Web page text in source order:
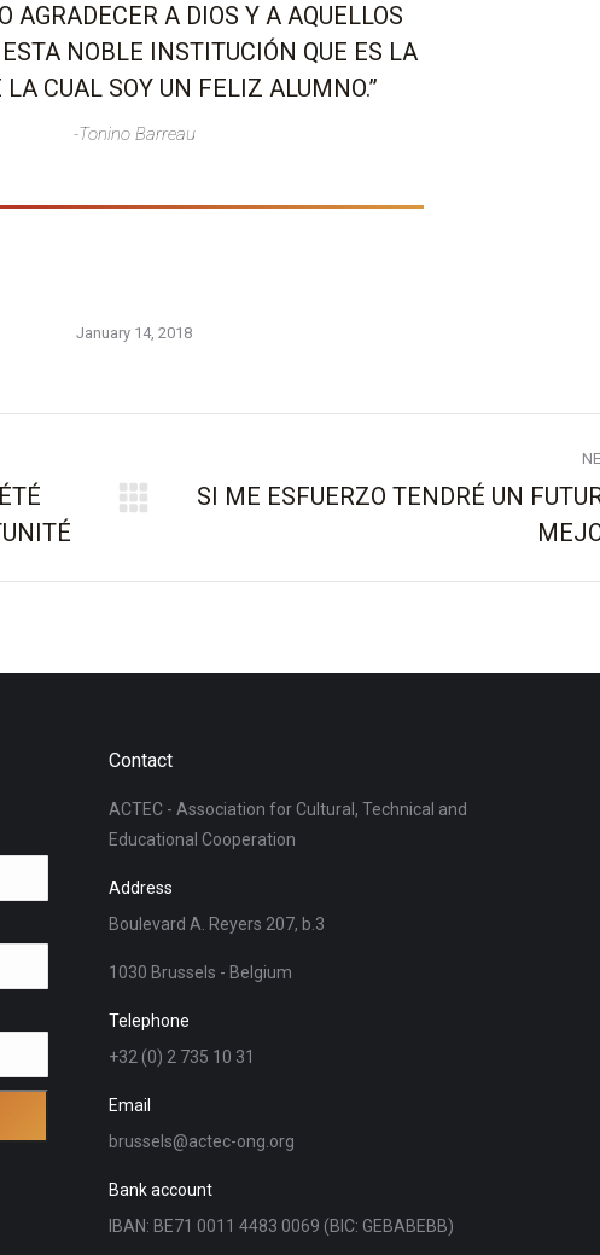
AGRADECER A DIOS Y A AQUELLOS
NOBLE INSTITUCIÓN QUE ES LA
CUAL SOY UN FELIZ ALUMNO.”
-Tonino Barreau
January 14, 2018
Next
SI ME ESFUERZO TENDRÉ UN
Contact
ACTEC - Association for Cultural, Technical and
Educational Cooperation
Address
Boulevard A. Reyers 207, b.3
1030 Brussels - Belgium
Telephone
+32 (0) 2 735 10 31
Email
brussels@actec-ong.org
Bank account
IBAN: BE71 0011 4483 0069 (BIC: GEBABEBB)